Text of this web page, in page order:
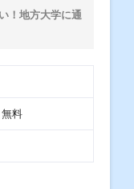
！地方大学に通
料